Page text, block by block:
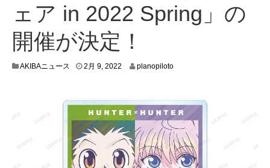
ェア in 2022 Spring」の
開催が決定！
AKIBAニュース 2月 9, 2022
2
0
2
2
planopiloto